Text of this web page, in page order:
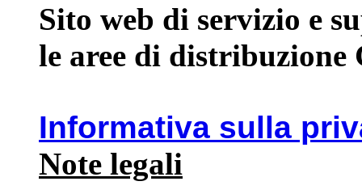
Sito web di servizio e
le aree di distribuzione
Informativa sulla
Note legali